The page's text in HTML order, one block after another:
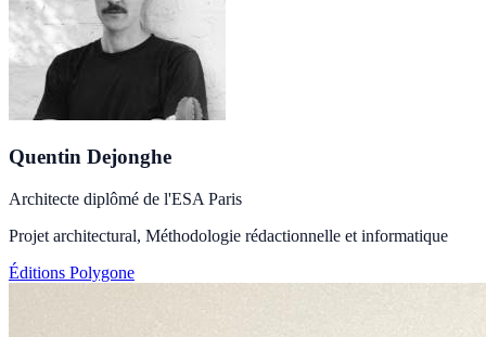
Quentin Dejonghe
Architecte diplômé de l'ESA Paris
Projet architectural, Méthodologie rédactionnelle et informatique
Éditions Polygone